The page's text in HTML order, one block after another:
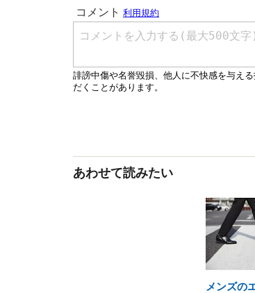
あわせて読みたい
メンズの